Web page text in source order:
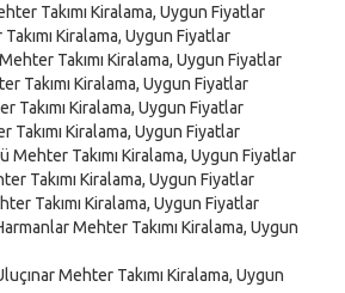
Takımı Kiralama, Uygun Fiyatlar
Kiralama, Uygun Fiyatlar
Takımı Kiralama, Uygun Fiyatlar
Takımı Kiralama, Uygun Fiyatlar
Takımı Kiralama, Uygun Fiyatlar
Takımı Kiralama, Uygun Fiyatlar
Mehter Takımı Kiralama, Uygun Fiyatlar
Takımı Kiralama, Uygun Fiyatlar
Takımı Kiralama, Uygun Fiyatlar
Mehter Takımı Kiralama, Uygun
Mehter Takımı Kiralama, Uygun